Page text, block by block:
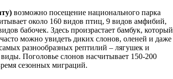
возможно посещение национального парка
около 160 видов птиц, 9 видов амфибий,
бабочек. Здесь произрастает бамбук, который
можно увидеть диких слонов, оленей и даже
разнообразных рептилий – лягушек и
Поголовье слонов насчитывает 150-200
сезонных миграций.